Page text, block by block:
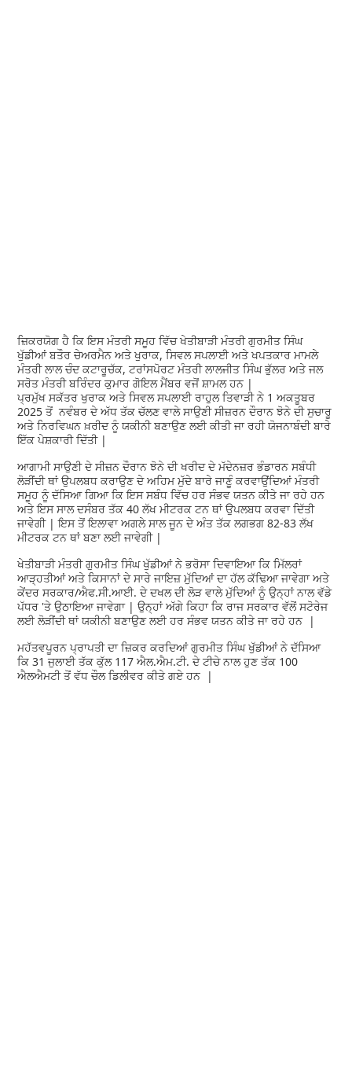
ਜ਼ਿਕਰਯੋਗ ਹੈ ਕਿ ਇਸ ਮੰਤਰੀ ਸਮੂਹ ਵਿੱਚ ਖੇਤੀਬਾੜੀ ਮੰਤਰੀ ਗੁਰਮੀਤ ਸਿੰਘ
ਖੁੱਡੀਆਂ ਬਤੌਰ ਚੇਅਰਮੈਨ ਅਤੇ ਖੁਰਾਕ, ਸਿਵਲ ਸਪਲਾਈ ਅਤੇ ਖਪਤਕਾਰ ਮਾਮਲੇ
ਮੰਤਰੀ ਲਾਲ ਚੰਦ ਕਟਾਰੂਚੱਕ, ਟਰਾਂਸਪੋਰਟ ਮੰਤਰੀ ਲਾਲਜੀਤ ਸਿੰਘ ਭੁੱਲਰ ਅਤੇ ਜਲ
ਸਰੋਤ ਮੰਤਰੀ ਬਰਿੰਦਰ ਕੁਮਾਰ ਗੋਇਲ ਮੈਂਬਰ ਵਜੋਂ ਸ਼ਾਮਲ ਹਨ |
ਪ੍ਰਮੁੱਖ ਸਕੱਤਰ ਖੁਰਾਕ ਅਤੇ ਸਿਵਲ ਸਪਲਾਈ ਰਾਹੁਲ ਤਿਵਾੜੀ ਨੇ 1 ਅਕਤੂਬਰ
2025 ਤੋਂ ਨਵੰਬਰ ਦੇ ਅੱਧ ਤੱਕ ਚੱਲਣ ਵਾਲੇ ਸਾਉਣੀ ਸੀਜ਼ਰਨ ਦੌਰਾਨ ਝੋਨੇ ਦੀ ਸੁਚਾਰੂ
ਅਤੇ ਨਿਰਵਿਘਨ ਖ਼ਰੀਦ ਨੂੰ ਯਕੀਨੀ ਬਣਾਉਣ ਲਈ ਕੀਤੀ ਜਾ ਰਹੀ ਯੋਜਨਾਬੰਦੀ ਬਾਰੇ
ਇੱਕ ਪੇਸ਼ਕਾਰੀ ਦਿੱਤੀ |
ਆਗਾਮੀ ਸਾਉਣੀ ਦੇ ਸੀਜ਼ਨ ਦੌਰਾਨ ਝੋਨੇ ਦੀ ਖਰੀਦ ਦੇ ਮੱਦੇਨਜ਼ਰ ਭੰਡਾਰਨ ਸਬੰਧੀ
ਲੋੜੀਂਦੀ ਥਾਂ ਉਪਲਬਧ ਕਰਾਉਣ ਦੇ ਅਹਿਮ ਮੁੱਦੇ ਬਾਰੇ ਜਾਣੂੰ ਕਰਵਾਉਂਦਿਆਂ ਮੰਤਰੀ
ਸਮੂਹ ਨੂੰ ਦੱਸਿਆ ਗਿਆ ਕਿ ਇਸ ਸਬੰਧ ਵਿੱਚ ਹਰ ਸੰਭਵ ਯਤਨ ਕੀਤੇ ਜਾ ਰਹੇ ਹਨ
ਅਤੇ ਇਸ ਸਾਲ ਦਸੰਬਰ ਤੱਕ 40 ਲੱਖ ਮੀਟਰਕ ਟਨ ਥਾਂ ਉਪਲਬਧ ਕਰਵਾ ਦਿੱਤੀ
ਜਾਵੇਗੀ | ਇਸ ਤੋਂ ਇਲਾਵਾ ਅਗਲੇ ਸਾਲ ਜੂਨ ਦੇ ਅੰਤ ਤੱਕ ਲਗਭਗ 82-83 ਲੱਖ
ਮੀਟਰਕ ਟਨ ਥਾਂ ਬਣਾ ਲਈ ਜਾਵੇਗੀ |
ਖੇਤੀਬਾੜੀ ਮੰਤਰੀ ਗੁਰਮੀਤ ਸਿੰਘ ਖੁੱਡੀਆਂ ਨੇ ਭਰੋਸਾ ਦਿਵਾਇਆ ਕਿ ਮਿੱਲਰਾਂ
ਆੜ੍ਹਤੀਆਂ ਅਤੇ ਕਿਸਾਨਾਂ ਦੇ ਸਾਰੇ ਜਾਇਜ਼ ਮੁੱਦਿਆਂ ਦਾ ਹੱਲ ਕੱਢਿਆ ਜਾਵੇਗਾ ਅਤੇ
ਕੇਂਦਰ ਸਰਕਾਰ/ਐਫ.ਸੀ.ਆਈ. ਦੇ ਦਖਲ ਦੀ ਲੋੜ ਵਾਲੇ ਮੁੱਦਿਆਂ ਨੂੰ ਉਨ੍ਹਾਂ ਨਾਲ ਵੱਡੇ
ਪੱਧਰ 'ਤੇ ਉਠਾਇਆ ਜਾਵੇਗਾ | ਉਨ੍ਹਾਂ ਅੱਗੇ ਕਿਹਾ ਕਿ ਰਾਜ ਸਰਕਾਰ ਵੱਲੋਂ ਸਟੋਰੇਜ
ਲਈ ਲੋੜੀਂਦੀ ਥਾਂ ਯਕੀਨੀ ਬਣਾਉਣ ਲਈ ਹਰ ਸੰਭਵ ਯਤਨ ਕੀਤੇ ਜਾ ਰਹੇ ਹਨ |
ਮਹੱਤਵਪੂਰਨ ਪ੍ਰਾਪਤੀ ਦਾ ਜ਼ਿਕਰ ਕਰਦਿਆਂ ਗੁਰਮੀਤ ਸਿੰਘ ਖੁੱਡੀਆਂ ਨੇ ਦੱਸਿਆ
ਕਿ 31 ਜੁਲਾਈ ਤੱਕ ਕੁੱਲ 117 ਐਲ.ਐਮ.ਟੀ. ਦੇ ਟੀਚੇ ਨਾਲ ਹੁਣ ਤੱਕ 100
ਐਲਐਮਟੀ ਤੋਂ ਵੱਧ ਚੌਲ ਡਿਲੀਵਰ ਕੀਤੇ ਗਏ ਹਨ |